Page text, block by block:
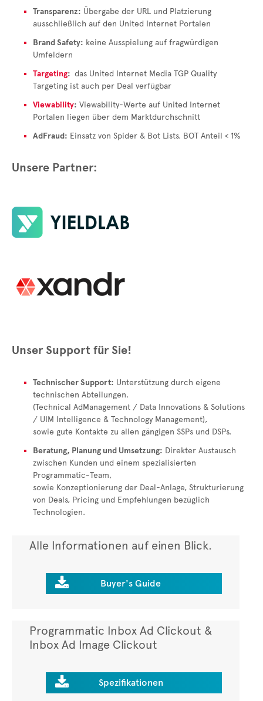
Transparenz: Übergabe der URL und Platzierung
ausschließlich auf den United Internet Portalen
Brand Safety: keine Ausspielung auf fragwürdigen
Umfeldern
Targeting: das United Internet Media TGP Quality
Targeting ist auch per Deal verfügbar
Viewability: Viewability-Werte auf United Internet
Portalen liegen über dem Marktdurchschnitt
AdFraud: Einsatz von Spider & Bot Lists. BOT Anteil < 1%
Unsere Partner:
Unser Support für Sie!
Technischer Support: Unterstützung durch eigene
technischen Abteilungen.
(Technical AdManagement / Data Innovations & Solutions
/ UIM Intelligence & Technology Management),
sowie gute Kontakte zu allen gängigen SSPs und DSPs.
Beratung, Planung und Umsetzung: Direkter Austausch
zwischen Kunden und einem spezialisierten
Programmatic-Team,
sowie Konzeptionierung der Deal-Anlage, Strukturierung
von Deals, Pricing und Empfehlungen bezüglich
Technologien.
Alle Informationen auf einen Blick.
 Buyer's Guide
Programmatic Inbox Ad Clickout &
Inbox Ad Image Clickout
 Spezifikationen